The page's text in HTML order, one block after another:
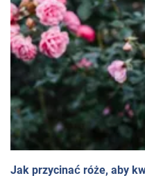
Jak przycinać róże, aby